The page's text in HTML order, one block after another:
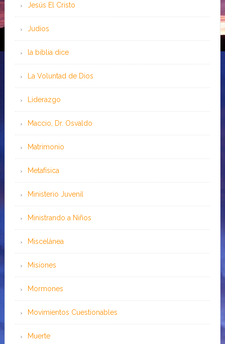
Jesús El Cristo
Judíos
la biblia dice
La Voluntad de Dios
Liderazgo
Maccio, Dr. Osvaldo
Matrimonio
Metafísica
Ministerio Juvenil
Ministrando a Niños
Miscelánea
Misiones
Mormones
Movimientos Cuestionables
Muerte